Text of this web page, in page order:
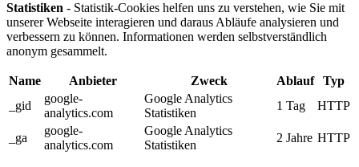
Statistiken - Statistik-Cookies helfen uns zu verstehen, wie Sie mit
unserer Webseite interagieren und daraus Abläufe analysieren und
verbessern zu können. Informationen werden selbstverständlich
anonym gesammelt.
Name Anbieter Zweck Ablauf
Typ
_gid
google-
analytics.com
Google Analytics
Statistiken
1 Tag HTTP
_ga
google-
analytics.com
Google Analytics
Statistiken
2 Jahre HTTP